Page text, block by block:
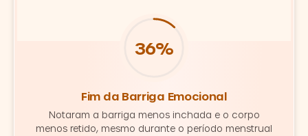
52%
Fim da Barriga Emocional
Notaram a barriga menos inchada e o corpo
menos retido, mesmo durante o período menstrual